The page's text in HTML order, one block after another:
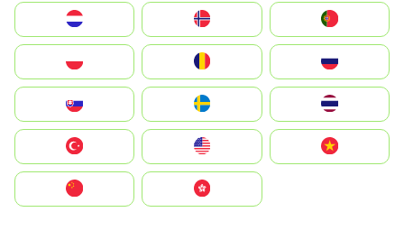
United States
中國香港特別行政區